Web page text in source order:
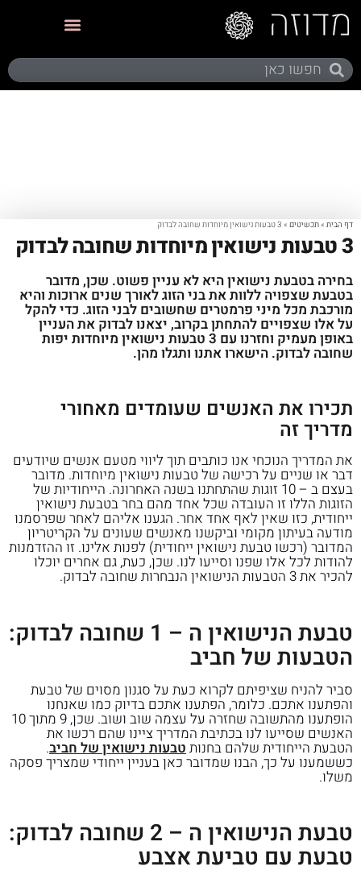
דף הבית »תכשיטים » 3 טבעות נישואין מיוחדות שחובה לבדוק
3 טבעות נישואין מיוחדות שחובה לבדוק
בחירה בטבעת נישואין היא לא עניין פשוט. שכן, מדובר
בטבעת שצפויה ללוות את בני הזוג לאורך שנים ארוכות והיא
מורכבת מכל מיני פרמטרים שחשובים לבני הזוג. כדי להקל
על אלו שצפויים להתחתן בקרוב, יצאנו לבדוק את העניין
באופן מעמיק וחזרנו עם 3 טבעות נישואין מיוחדות יפות
שחובה לבדוק. הישארו אתנו ותגלו מהן.
תכירו את האנשים שעומדים מאחורי
מדריך זה
את המדריך הנוכחי אנו כותבים תוך ליווי מטעם אנשים שיודעים
דבר או שניים על רכישה של טבעות נישואין מיוחדות. מדובר
בעצם ב – 10 זוגות שהתחתנו בשנה האחרונה. הייחודיות של
הזוגות הללו זו העובדה שכל אחד מהם בחר בטבעת נישואין
ייחודית, כזו שאין לאף אחד אחר. הגענו אליהם לאחר שפרסמנו
מודעה בעיתון מקומי וביקשנו מאנשים שעונים על הקריטריון
המדובר (רכשו טבעת נישואין ייחודית) לפנות אלינו. זו ההזדמנות
להודות לכל אלו שפנו וסייעו לנו. שכן, כעת, גם אחרים יוכלו
להכיר את 3 הטבעות הנישואין הנבחרות שחובה לבדוק.
טבעת הנישואין ה – 1 שחובה לבדוק:
הטבעות של חביב
סביר להניח שציפיתם לקרוא כעת על סגנון מסוים של טבעת
והפתענו אתכם. כלומר, הפתענו אתכם בדיוק כמו שאנחנו
הופתענו מהתשובה שחזרה על עצמה שוב ושוב. שכן, 9 מתוך 10
האנשים שסייעו לנו בכתיבת המדריך ציינו שהם רכשו את
הטבעת הייחודית שלהם בחנות טבעות נישואין של חביב.
כששמענו על כך, הבנו שמדובר כאן בעניין ייחודי שמצריך פסקה
משלו.
טבעת הנישואין ה – 2 שחובה לבדוק:
טבעת עם טביעת אצבע